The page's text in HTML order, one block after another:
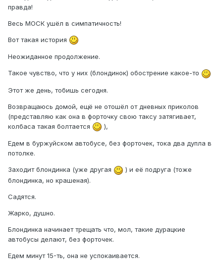
правда!
Весь МОСК ушёл в симпатичность!
Вот такая история
Неожиданное продолжение.
Такое чувство, что у них (блондинок) обострение какое-то
Этот же день, тобишь сегодня.
Возвращаюсь домой, ещё не отошёл от дневных приколов
(представляю как она в форточку свою таксу затягивает,
колбаса такая болтается
),
Едем в буржуйском автобусе, без форточек, тока два дупла в
потолке.
Заходит блондинка (уже другая
) и её подруга (тоже
блондинка, но крашеная).
Садятся.
Жарко, душно.
Блондинка начинает трещать что, мол, такие дурацкие
автобусы делают, без форточек.
Едем минут 15-ть, она не успокаивается.